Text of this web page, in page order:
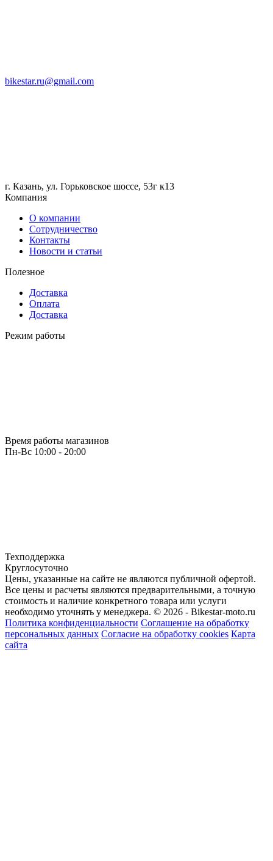
bikestar.ru@gmail.com
г. Казань, ул. Горьковское шоссе, 53г к13
Компания
О компании
Сотрудничество
Контакты
Новости и статьи
Полезное
Доставка
Оплата
Доставка
Режим работы
Время работы магазинов
Пн-Вс 10:00 - 20:00
Техподдержка
Круглосуточно
Цены, указанные на сайте не являются публичной офертой.
Все цены и расчеты являются предварительными, а точную
стоимость и наличие конкретного товара или услуги
необходимо уточнять у менеджера. © 2026 - Bikestar-moto.ru
Политика конфиденциальности Соглашение на обработку
персональных данных Согласие на обработку cookies Карта
сайта